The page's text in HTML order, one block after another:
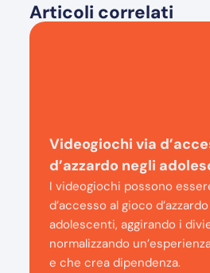
Articoli correlati
Videogiochi via
d’azzardo negli
I videogiochi possono
d’accesso al gioco
adolescenti, aggirando i
normalizzando
e che crea dipendenza.